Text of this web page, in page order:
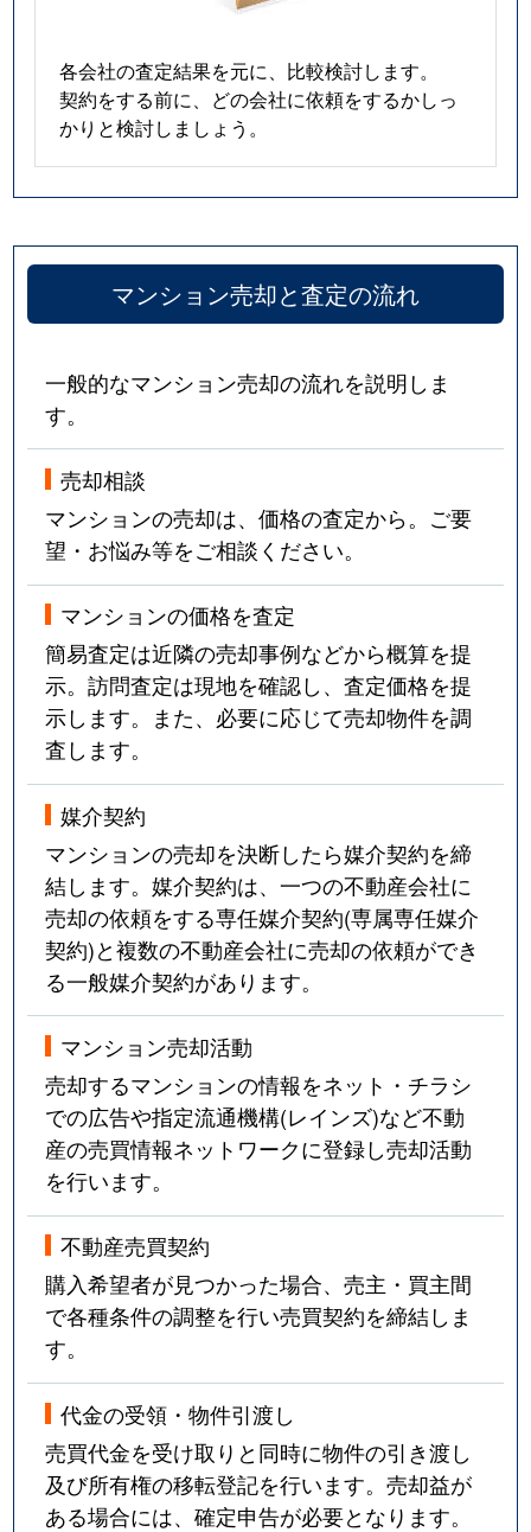
各会社の査定結果を元に、比較検討します。
契約をする前に、どの会社に依頼をするかしっ
かりと検討しましょう。
マンション売却と査定の流れ
一般的なマンション売却の流れを説明しま
す。
売却相談
マンションの売却は、価格の査定から。ご要
望・お悩み等をご相談ください。
マンションの価格を査定
簡易査定は近隣の売却事例などから概算を提
示。訪問査定は現地を確認し、査定価格を提
示します。また、必要に応じて売却物件を調
査します。
媒介契約
マンションの売却を決断したら媒介契約を締
結します。媒介契約は、一つの不動産会社に
売却の依頼をする専任媒介契約(専属専任媒介
契約)と複数の不動産会社に売却の依頼ができ
る一般媒介契約があります。
マンション売却活動
売却するマンションの情報をネット・チラシ
での広告や指定流通機構(レインズ)など不動
産の売買情報ネットワークに登録し売却活動
を行います。
不動産売買契約
購入希望者が見つかった場合、売主・買主間
で各種条件の調整を行い売買契約を締結しま
す。
代金の受領・物件引渡し
売買代金を受け取りと同時に物件の引き渡し
及び所有権の移転登記を行います。売却益が
ある場合には、確定申告が必要となります。